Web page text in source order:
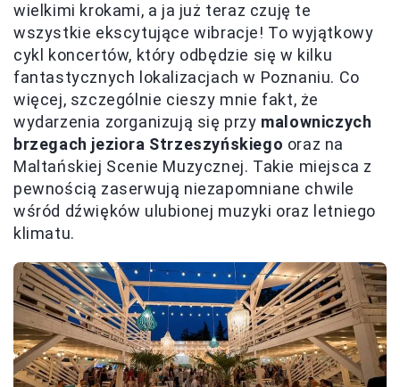
wielkimi krokami, a ja już teraz czuję te
wszystkie ekscytujące wibracje! To wyjątkowy
cykl koncertów, który odbędzie się w kilku
fantastycznych lokalizacjach w Poznaniu. Co
więcej, szczególnie cieszy mnie fakt, że
wydarzenia zorganizują się przy malowniczych
brzegach jeziora Strzeszyńskiego oraz na
Maltańskiej Scenie Muzycznej. Takie miejsca z
pewnością zaserwują niezapomniane chwile
wśród dźwięków ulubionej muzyki oraz letniego
klimatu.